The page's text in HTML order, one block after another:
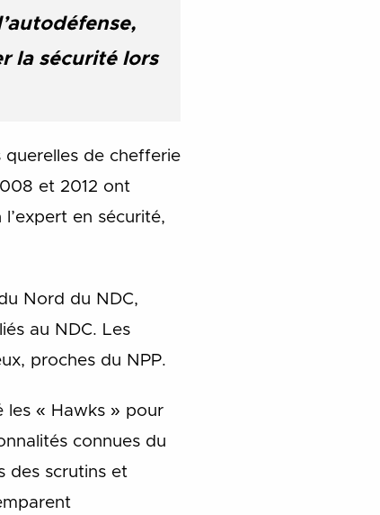
la sécurité lors
querelles de chefferie
et 2012 ont
en sécurité,
Nord du NDC,
au NDC. Les
proches du NPP.
les « Hawks » pour
connues du
des scrutins et